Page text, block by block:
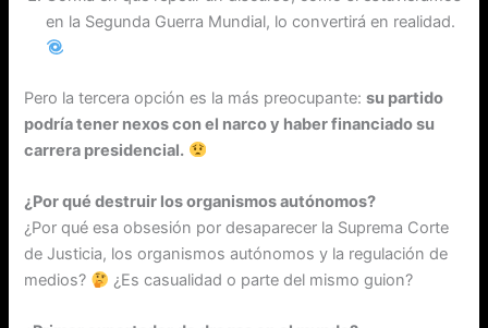
en la Segunda Guerra Mundial, lo convertirá en realidad.
Pero la tercera opción es la más preocupante:su partido
podría tener nexos con el narco y haber financiado su
carrera presidencial.
¿Por qué destruir los organismos autónomos?
¿Por qué esa obsesión por desaparecer la Suprema Corte
de Justicia, los organismos autónomos y la regulación de
medios?
¿Es casualidad o parte del mismo guion?